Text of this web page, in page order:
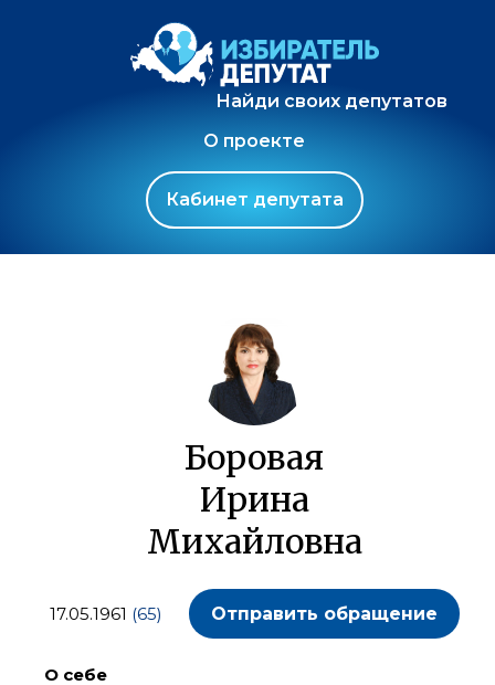
Найди своих депутатов
О проекте
Кабинет депутата
Боровая
Ирина
Михайловна
17.05.1961 (65) Отправить обращение
О себе